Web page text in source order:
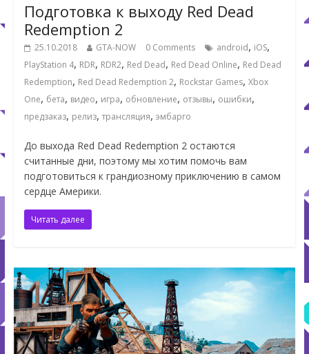
Подготовка к выходу Red Dead
Redemption 2
25.10.2018 GTA-NOW 0 Comments android, iOS,
PlayStation 4, RDR, RDR2, Red Dead, Red Dead Online, Red Dead
Redemption, Red Dead Redemption 2, Rockstar Games, Xbox
One, бета, видео, игра, обновление, отзывы, ошибки,
предзаказ, релиз, трансляция, эмбарго
До выхода Red Dead Redemption 2 остаются
считанные дни, поэтому мы хотим помочь вам
подготовиться к грандиозному приключению в самом
сердце Америки.
Читать далее